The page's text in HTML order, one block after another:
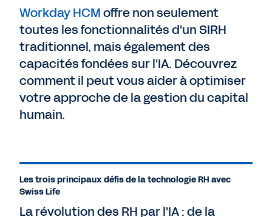
Workday HCMoffre non seulement
toutes les fonctionnalités d'un SIRH
traditionnel, mais également des
capacités fondées sur l'IA. Découvrez
comment il peut vous aider à optimiser
votre approche de la gestion du capital
humain.
Les trois principaux défis de la technologie RH avec
Swiss Life
La révolution des RH par l'IA : de la